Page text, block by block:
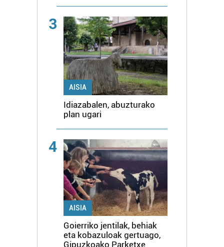
3
AISIA
Idiazabalen, abuzturako
plan ugari
4
AISIA
Goierriko jentilak, behiak
eta kobazuloak gertuago,
Gipuzkoako Parketxe